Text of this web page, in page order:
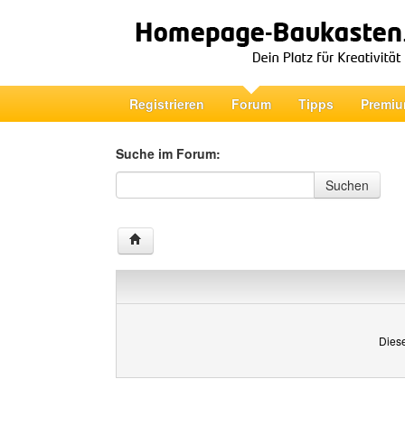
Registrieren Forum Tipps
Suche im Forum:
Suche im Forum
Suchen